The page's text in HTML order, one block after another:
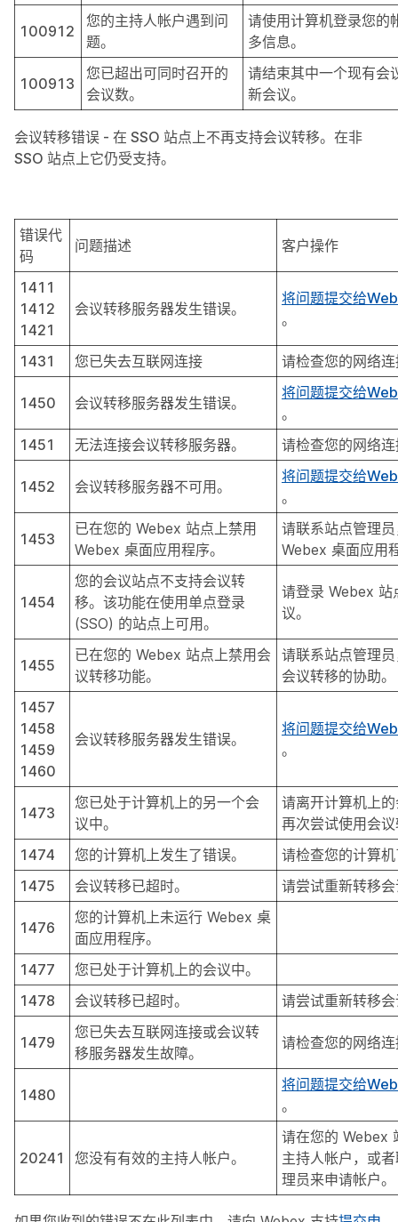
100912
您的主持人帐户遇到问
题。
请使用计算机登录您的
多信息。
100913
您已超出可同时召开的
会议数。
请结束其中一个现有会
新会议。
会议转移错误 - 在 SSO 站点上不再支持会议转移。在非
SSO 站点上它仍受支持。
错误代
码
问题描述 客户操作
1411
1412
1421
会议转移服务器发生错误。
将问题提交给
。
1431 您已失去互联网连接 请检查您的网络
1450 会议转移服务器发生错误。
将问题提交给
。
1451
无法连接会议转移服务器。 请检查您的网络
1452 会议转移服务器不可用。
将问题提交给
。
1453
已在您的 Webex 站点上禁用
Webex 桌面应用程序。
请联系站点管理
Webex 桌面应用
1454
您的会议站点不支持会议转
移。该功能在使用单点登录
(SSO) 的站点上可用。
请登录 Webex 站
议。
1455
已在您的 Webex 站点上禁用会
议转移功能。
请联系站点管理
会议转移的协助。
1457
1458
1459
1460
会议转移服务器发生错误。
将问题提交给
。
1473
您已处于计算机上的另一个会
议中。
请离开计算机上
再次尝试使用会
1474
您的计算机上发生了错误。
请检查您的计算
1475
会议转移已超时。 请尝试重新转移
1476
您的计算机上未运行 Webex 桌
面应用程序。
1477
您已处于计算机上的会议中。
1478
会议转移已超时。 请尝试重新转移
1479
您已失去互联网连接或会议转
移服务器发生故障。
请检查您的网络
1480
将问题提交给
。
20241 您没有有效的主持人帐户。
请在您的 Webex
主持人帐户，或
理员来申请帐户。